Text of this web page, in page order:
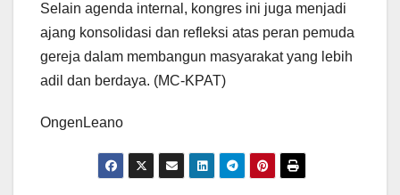
Selain agenda internal, kongres ini juga menjadi
ajang konsolidasi dan refleksi atas peran pemuda
gereja dalam membangun masyarakat yang lebih
adil dan berdaya. (MC-KPAT)
OngenLeano